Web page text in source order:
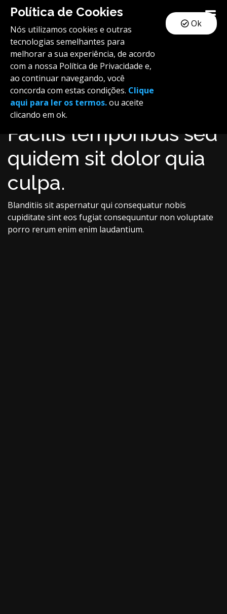
Facilis temporibus sed
quidem sit dolor quia
culpa.
Blanditiis sit aspernatur qui consequatur nobis
cupiditate sint eos fugiat consequuntur non voluptate
porro rerum enim enim laudantium.
Política de Cookies
Nós utilizamos cookies e outras
tecnologias semelhantes para
melhorar a sua experiência, de acordo
com a nossa Política de Privacidade e,
ao continuar navegando, você
concorda com estas condições. Clique
aqui para ler os termos.ou aceite
clicando em ok.
Ok